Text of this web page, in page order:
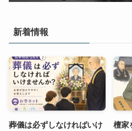
新着情報
葬儀は必ずしなければいけ
檀家